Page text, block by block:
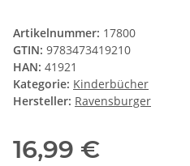
Artikelnummer: 17800
GTIN: 9783473419210
HAN: 41921
Kategorie: Kinderbücher
Hersteller: Ravensburger
16,99 €